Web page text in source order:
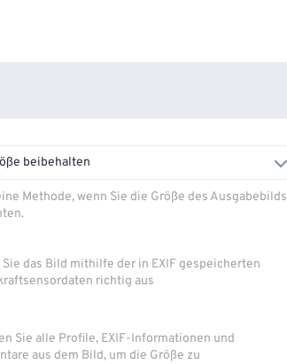
beibehalten
Methode, wenn Sie die Größe des Ausgabebilds
das Bild mithilfe der in EXIF ​​gespeicherten
richtig aus
Sie alle Profile, EXIF-Informationen und
aus dem Bild, um die Größe zu